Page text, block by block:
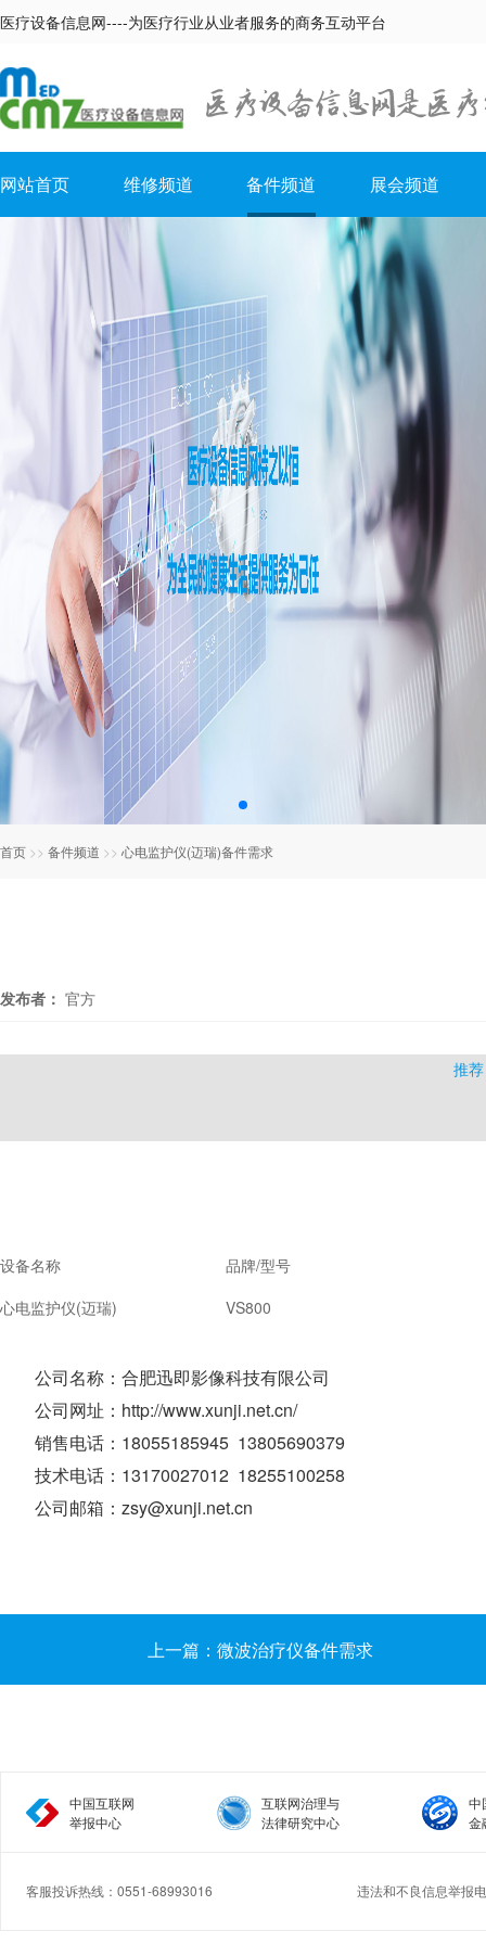
医疗设备信息网----为医疗行业从业者服务的商务互动平台
网站首页 维修频道 备件频道 展会频道
首页 >> 备件频道 >> 心电监护仪(迈瑞)备件需求
发布者： 官方
推荐
设备名称
品牌/型号
心电监护仪(迈瑞)
VS800
公司名称：合肥迅即影像科技有限公司
公司网址：http://www.xunji.net.cn/
销售电话：18055185945 13805690379
技术电话：13170027012 18255100258
公司邮箱：zsy@xunji.net.cn
上一篇：微波治疗仪备件需求
中国互联网
举报中心
互联网治理与
法律研究中心
中
金
客服投诉热线：0551-68993016 违法和不良信息举报